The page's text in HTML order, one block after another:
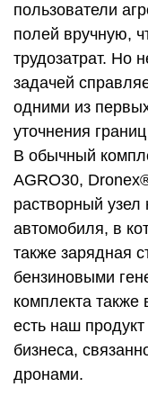
пользователи
полей вручную,
трудозатрат. Но
задачей
одними из
уточнения
В обычный
AGRO30,
растворный узел
автомобиля, в
также зарядная
бензиновыми
комплекта также
есть наш
бизнеса,
дронами.